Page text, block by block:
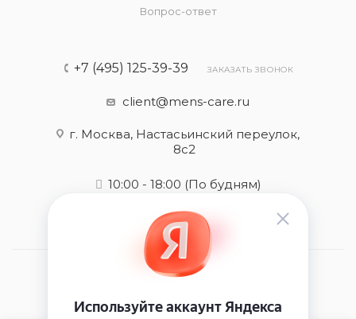
Вопрос-ответ
+7 (495) 125-39-39 ЗАКАЗАТЬ ЗВОНОК
client@mens-care.ru
г. Москва, Настасьинский переулок,
8с2
10:00 - 18:00 (По будням)